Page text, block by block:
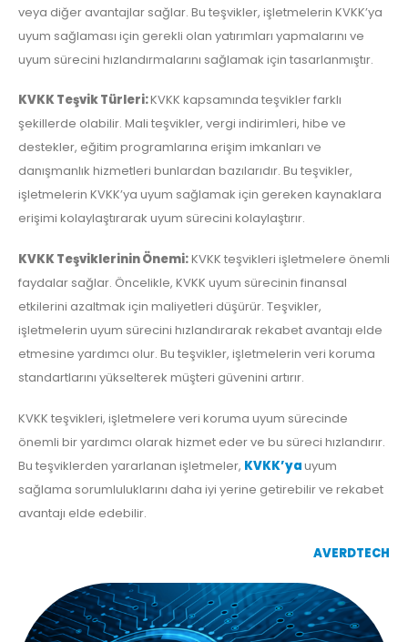
veya diğer avantajlar sağlar. Bu teşvikler, işletmelerin KVKK’ya
uyum sağlaması için gerekli olan yatırımları yapmalarını ve
uyum sürecini hızlandırmalarını sağlamak için tasarlanmıştır.
KVKK Teşvik Türleri:KVKK kapsamında teşvikler farklı
şekillerde olabilir. Mali teşvikler, vergi indirimleri, hibe ve
destekler, eğitim programlarına erişim imkanları ve
danışmanlık hizmetleri bunlardan bazılarıdır. Bu teşvikler,
işletmelerin KVKK’ya uyum sağlamak için gereken kaynaklara
erişimi kolaylaştırarak uyum sürecini kolaylaştırır.
KVKK Teşviklerinin Önemi:KVKK teşvikleri işletmelere önemli
faydalar sağlar. Öncelikle, KVKK uyum sürecinin finansal
etkilerini azaltmak için maliyetleri düşürür. Teşvikler,
işletmelerin uyum sürecini hızlandırarak rekabet avantajı elde
etmesine yardımcı olur. Bu teşvikler, işletmelerin veri koruma
standartlarını yükselterek müşteri güvenini artırır.
KVKK teşvikleri, işletmelere veri koruma uyum sürecinde
önemli bir yardımcı olarak hizmet eder ve bu süreci hızlandırır.
Bu teşviklerden yararlanan işletmeler, KVKK’yauyum
sağlama sorumluluklarını daha iyi yerine getirebilir ve rekabet
avantajı elde edebilir.
AVERDTECH